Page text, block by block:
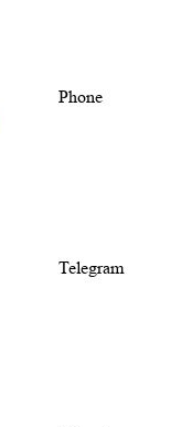
Phone
Telegram